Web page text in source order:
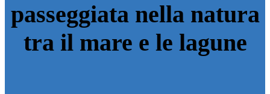
passeggiata nella natura
tra il mare e le lagune